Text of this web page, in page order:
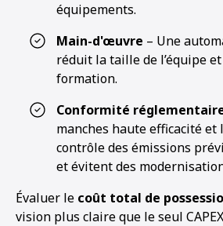
équipements.
Main-d'œuvre – Une
réduit la taille de l’équipe
formation.
Conformité
manches haute efficacité et
contrôle des émissions
et évitent des
Évaluer le coût total de
vision plus claire que le seul